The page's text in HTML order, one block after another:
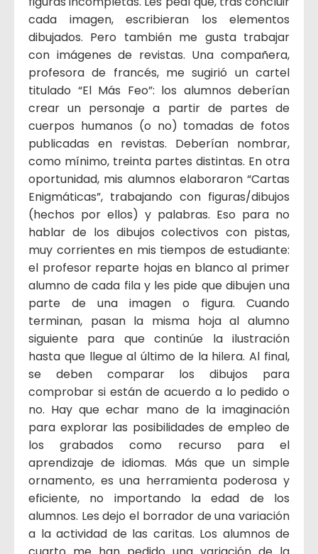
cada imagen, escribieran los elementos
dibujados. Pero también me gusta trabajar
con imágenes de revistas. Una compañera,
profesora de francés, me sugirió un cartel
titulado “El Más Feo”: los alumnos deberían
crear un personaje a partir de partes de
cuerpos humanos (o no) tomadas de fotos
publicadas en revistas. Deberían nombrar,
como mínimo, treinta partes distintas. En otra
oportunidad, mis alumnos elaboraron “Cartas
Enigmáticas”, trabajando con figuras/dibujos
(hechos por ellos) y palabras. Eso para no
hablar de los dibujos colectivos con pistas,
muy corrientes en mis tiempos de estudiante:
el profesor reparte hojas en blanco al primer
alumno de cada fila y les pide que dibujen una
parte de una imagen o figura. Cuando
terminan, pasan la misma hoja al alumno
siguiente para que continúe la ilustración
hasta que llegue al último de la hilera. Al final,
se deben comparar los dibujos para
comprobar si están de acuerdo a lo pedido o
no. Hay que echar mano de la imaginación
para explorar las posibilidades de empleo de
los grabados como recurso para el
aprendizaje de idiomas. Más que un simple
ornamento, es una herramienta poderosa y
eficiente, no importando la edad de los
alumnos. Les dejo el borrador de una variación
a la actividad de las caritas. Los alumnos de